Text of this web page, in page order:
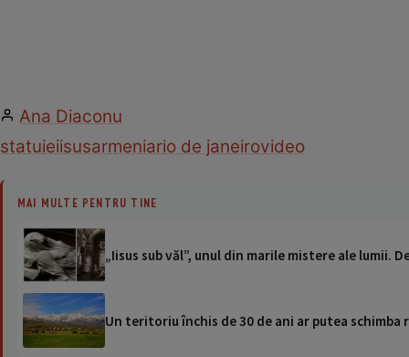
Ana Diaconu
statuieiisusarmeniario de janeirovideo
MAI MULTE PENTRU TINE
„Iisus sub văl”, unul din marile mistere ale lumii.
Un teritoriu închis de 30 de ani ar putea